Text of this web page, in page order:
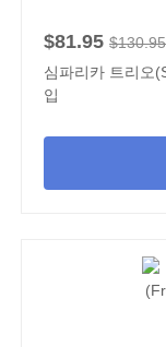
$81.95 $130.95
심파리카 트리오
입